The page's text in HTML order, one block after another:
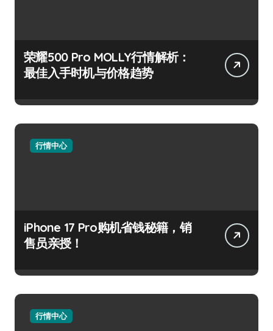
荣耀500 Pro MOLLY行情解析：
最佳入手时机与价格趋势
行情中心
iPhone 17 Pro购机省钱秘籍，销
售员亲授！
行情中心